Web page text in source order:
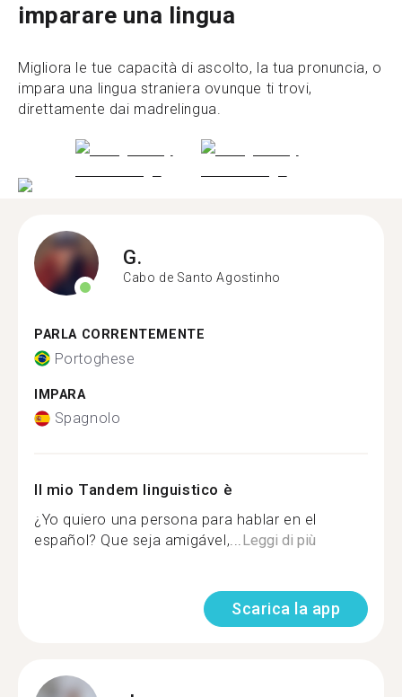
imparare una lingua
Migliora le tue capacità di ascolto, la tua pronuncia, o
impara una lingua straniera ovunque ti trovi,
direttamente dai madrelingua.
G.
Cabo de Santo Agostinho
PARLA CORRENTEMENTE
Portoghese
IMPARA
Spagnolo
Il mio Tandem linguistico è
¿Yo quiero una persona para hablar en el
español? Que seja amigável,...Leggi di più
Scarica la app